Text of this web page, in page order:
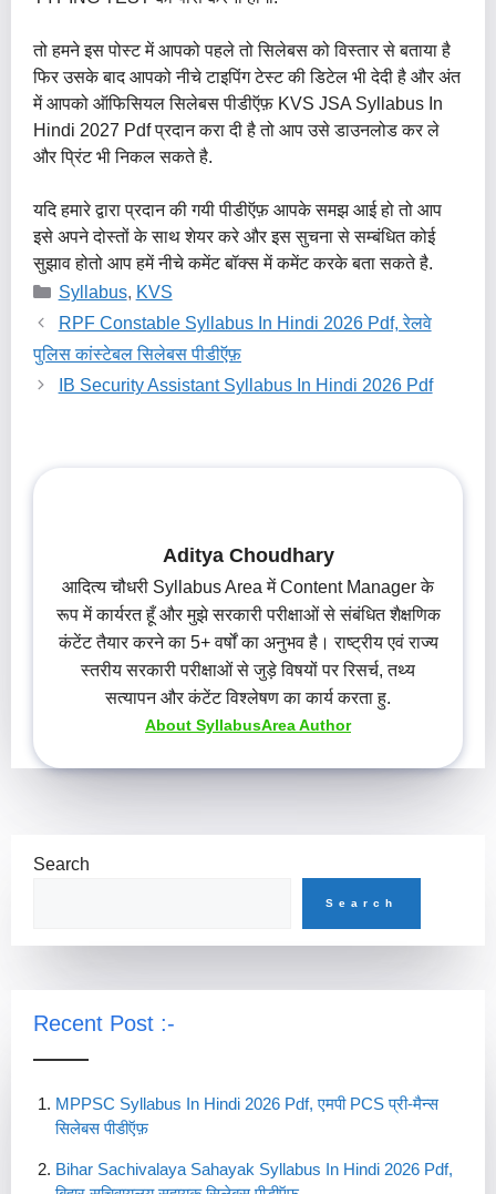
तो हमने इस पोस्ट में आपको पहले तो सिलेबस को विस्तार से बताया है
फिर उसके बाद आपको नीचे टाइपिंग टेस्ट की डिटेल भी देदी है और अंत
में आपको ऑफिसियल सिलेबस पीडीऍफ़ KVS JSA Syllabus In
Hindi 2027 Pdf प्रदान करा दी है तो आप उसे डाउनलोड कर ले
और प्रिंट भी निकल सकते है.
यदि हमारे द्वारा प्रदान की गयी पीडीऍफ़ आपके समझ आई हो तो आप
इसे अपने दोस्तों के साथ शेयर करे और इस सुचना से सम्बंधित कोई
सुझाव होतो आप हमें नीचे कमेंट बॉक्स में कमेंट करके बता सकते है.
Categories
Syllabus, KVS
RPF Constable Syllabus In Hindi 2026 Pdf, रेलवे
पुलिस कांस्टेबल सिलेबस पीडीऍफ़
IB Security Assistant Syllabus In Hindi 2026 Pdf
Aditya Choudhary
आदित्य चौधरी Syllabus Area में Content Manager के
रूप में कार्यरत हूँ और मुझे सरकारी परीक्षाओं से संबंधित शैक्षणिक
कंटेंट तैयार करने का 5+ वर्षों का अनुभव है। राष्ट्रीय एवं राज्य
स्तरीय सरकारी परीक्षाओं से जुड़े विषयों पर रिसर्च, तथ्य
सत्यापन और कंटेंट विश्लेषण का कार्य करता हु.
About SyllabusArea Author
Search
Search
Recent Post :-
MPPSC Syllabus In Hindi 2026 Pdf, एमपी PCS प्री-मैन्स
सिलेबस पीडीऍफ़
Bihar Sachivalaya Sahayak Syllabus In Hindi 2026 Pdf,